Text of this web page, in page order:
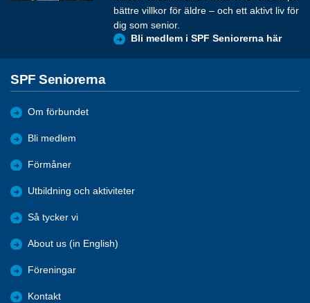
bättre villkor för äldre – och ett aktivt liv för
dig som senior.
Bli medlem i SPF Seniorerna här
SPF Seniorerna
Om förbundet
Bli medlem
Förmåner
Utbildning och aktiviteter
Så tycker vi
About us (in English)
Föreningar
Kontakt